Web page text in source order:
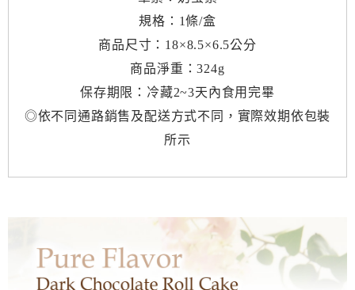
規格：1條/盒
商品尺寸：18×8.5×6.5公分
商品淨重：324g
保存期限：冷藏2~3天內食用完畢
◎依不同通路銷售及配送方式不同，實際效期依包裝
所示